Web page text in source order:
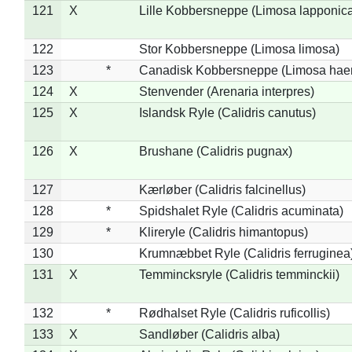
121 X Lille Kobbersneppe (Limosa
122
Stor Kobbersneppe (Limosa limosa)
123
*
Canadisk Kobbersneppe (Limosa
124
X
Stenvender (Arenaria interpres)
125
X Islandsk Ryle (Calidris canutus)
126 X Brushane (Calidris pugnax)
127
Kærløber (Calidris falcinellus)
128
*
Spidshalet Ryle (Calidris acuminata)
129
*
Klireryle (Calidris himantopus)
130
Krumnæbbet Ryle (Calidris
131
X Temmincksryle (Calidris temminckii)
132 *
Rødhalset Ryle (Calidris ruficollis)
133
X
Sandløber (Calidris alba)